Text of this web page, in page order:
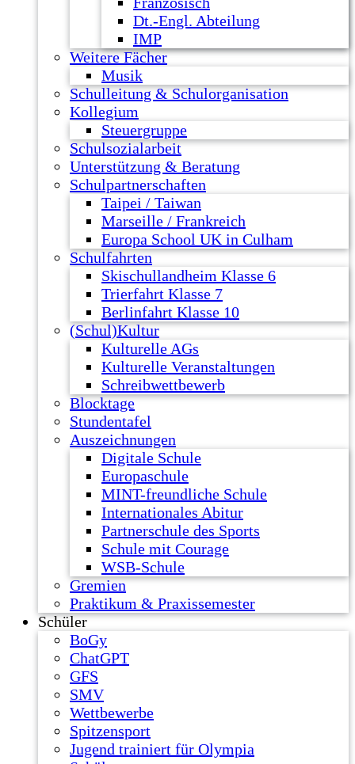
Dt.-Engl. Abteilung
IMP
Weitere Fächer
Musik
Schulleitung & Schulorganisation
Kollegium
Steuergruppe
Schulsozialarbeit
Unterstützung & Beratung
Schulpartnerschaften
Taipei / Taiwan
Marseille / Frankreich
Europa School UK in Culham
Schulfahrten
Skischullandheim Klasse 6
Trierfahrt Klasse 7
Berlinfahrt Klasse 10
(Schul)Kultur
Kulturelle AGs
Kulturelle Veranstaltungen
Schreibwettbewerb
Blocktage
Stundentafel
Auszeichnungen
Digitale Schule
Europaschule
MINT-freundliche Schule
Internationales Abitur
Partnerschule des Sports
Schule mit Courage
WSB-Schule
Gremien
Praktikum & Praxissemester
Schüler
BoGy
ChatGPT
GFS
SMV
Wettbewerbe
Spitzensport
Jugend trainiert für Olympia